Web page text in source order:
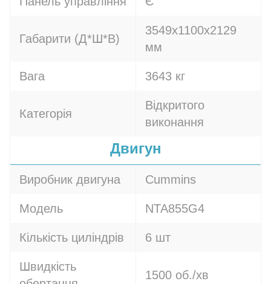
Габарити (Д*Ш*В)
3549x1100x2129
мм
Вага 3643 кг
Категорія
Відкритого
виконання
Двигун
Виробник двигуна Cummins
Модель NTA855G4
Кількість циліндрів 6 шт
Швидкість
1500 об./хв